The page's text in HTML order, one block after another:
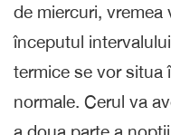
de miercuri, vremea
începutul
termice se vor situa
normale. Cerul va